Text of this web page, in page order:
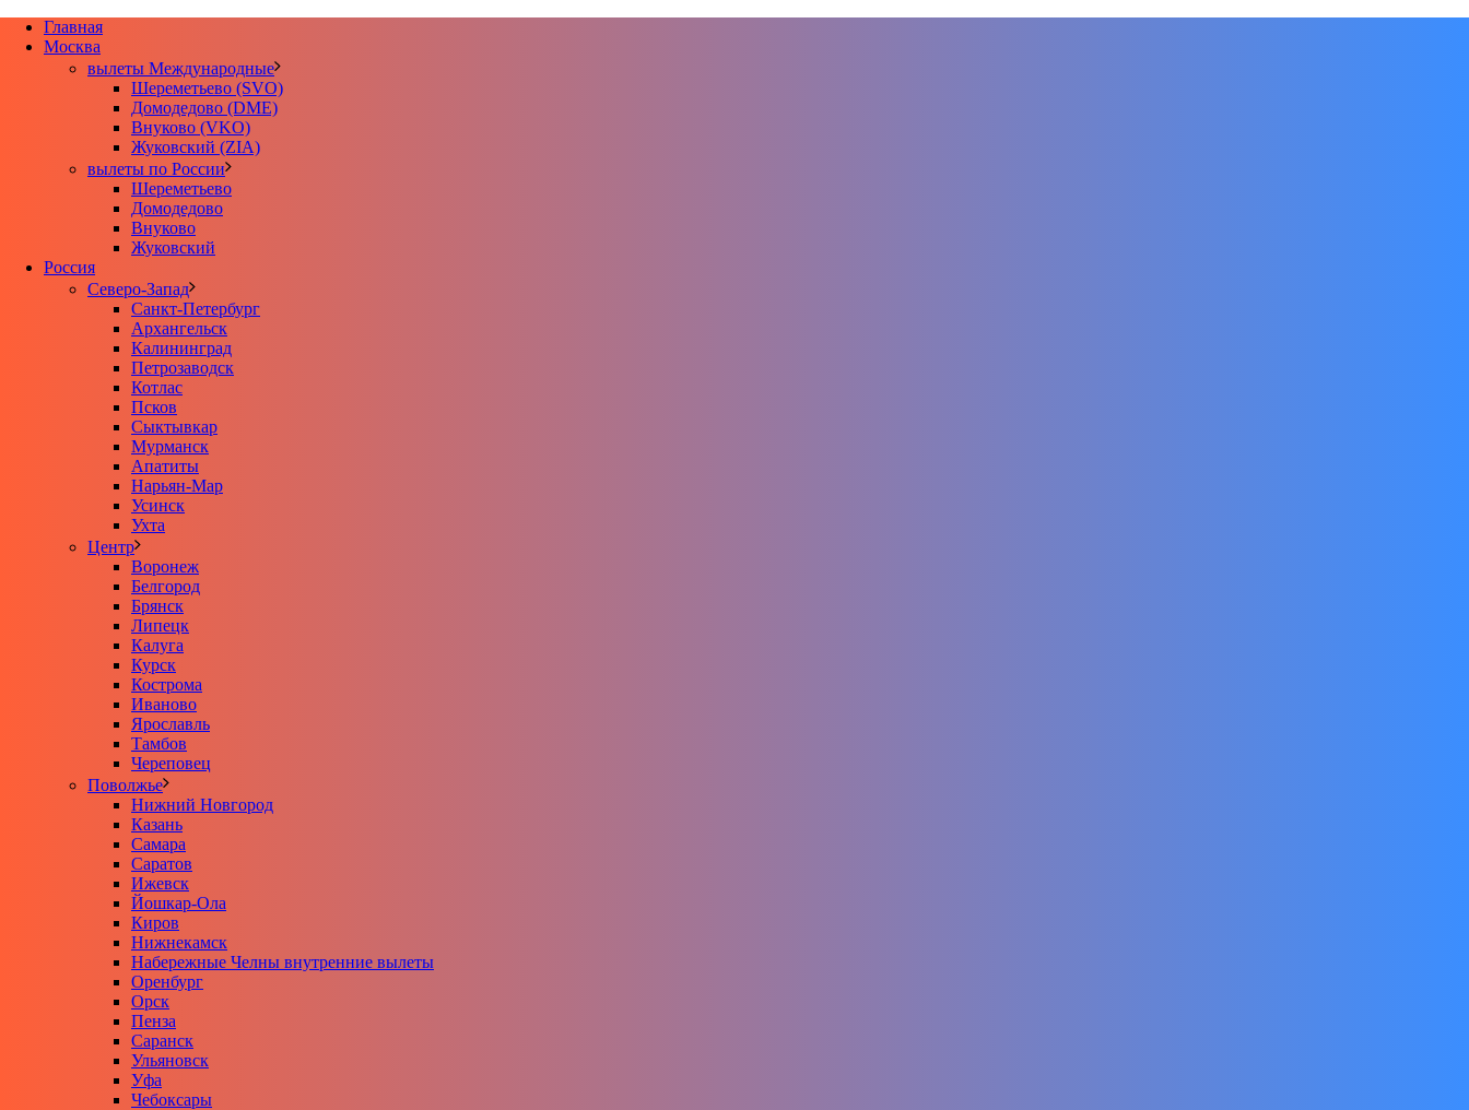
Главная
Москва
вылеты Международные
Шереметьево (SVO)
Домодедово (DME)
Внуково (VKO)
Жуковский (ZIA)
вылеты по России
Шереметьево
Домодедово
Внуково
Жуковский
Россия
Северо-Запад
Санкт-Петербург
Архангельск
Калининград
Петрозаводск
Котлас
Псков
Сыктывкар
Мурманск
Апатиты
Нарьян-Мар
Усинск
Ухта
Центр
Воронеж
Белгород
Брянск
Липецк
Калуга
Курск
Кострома
Иваново
Ярославль
Тамбов
Череповец
Поволжье
Нижний Новгород
Казань
Самара
Саратов
Ижевск
Йошкар-Ола
Киров
Нижнекамск
Набережные Челны внутренние вылеты
Оренбург
Орск
Пенза
Саранск
Ульяновск
Уфа
Чебоксары